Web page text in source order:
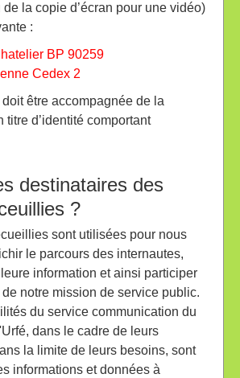
la copie d’écran pour une vidéo)
:
BP 90259
Cedex 2
être accompagnée de la
titre d’identité comportant
destinataires des
?
sont utilisées pour nous
le parcours des internautes,
information et ainsi participer
notre mission de service public.
du service communication du
dans le cadre de leurs
la limite de leurs besoins, sont
informations et données à